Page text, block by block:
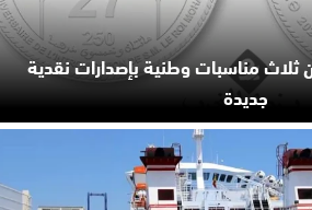
ثلاث مناسبات وطنية بإصدارات نقدية
جديدة